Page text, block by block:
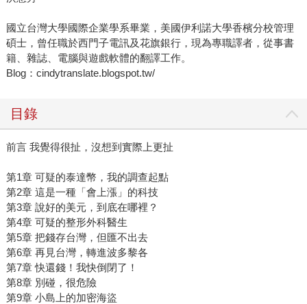
國立台灣大學國際企業學系畢業，美國伊利諾大學香檳分校管理
碩士，曾任職於西門子電訊及花旗銀行，現為專職譯者，從事書
籍、雜誌、電腦與遊戲軟體的翻譯工作。
Blog：cindytranslate.blogspot.tw/
目錄
前言 我覺得很扯，沒想到實際上更扯
第1章 可疑的泰達幣，我的調查起點
第2章 這是一種「會上漲」的科技
第3章 說好的美元，到底在哪裡？
第4章 可疑的整形外科醫生
第5章 把錢存台灣，但匯不出去
第6章 再見台灣，轉進波多黎各
第7章 快還錢！我快倒閉了！
第8章 別碰，很危險
第9章 小島上的加密海盜